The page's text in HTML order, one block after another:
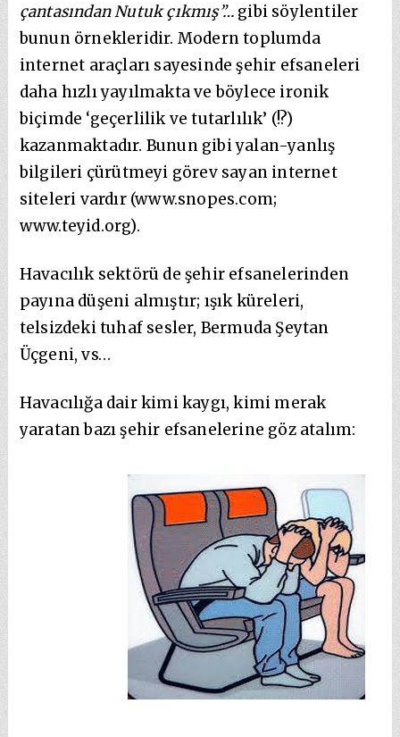
çantasından Nutuk çıkmış”… gibi söylentiler
bunun örnekleridir. Modern toplumda
internet araçları sayesinde şehir efsaneleri
daha hızlı yayılmakta ve böylece ironik
biçimde ‘geçerlilik ve tutarlılık’ (!?)
kazanmaktadır. Bunun gibi yalan-yanlış
bilgileri çürütmeyi görev sayan internet
siteleri vardır (www.snopes.com;
www.teyid.org).
Havacılık sektörü de şehir efsanelerinden
payına düşeni almıştır; ışık küreleri,
telsizdeki tuhaf sesler, Bermuda Şeytan
Üçgeni, vs…
Havacılığa dair kimi kaygı, kimi merak
yaratan bazı şehir efsanelerine göz atalım: